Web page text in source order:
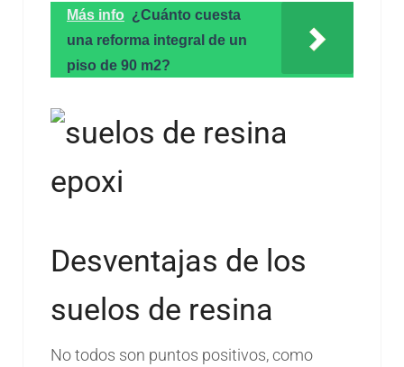
Más info ¿Cuánto cuesta
una reforma integral de un
piso de 90 m2?
Desventajas de los
suelos de resina
No todos son puntos positivos, como